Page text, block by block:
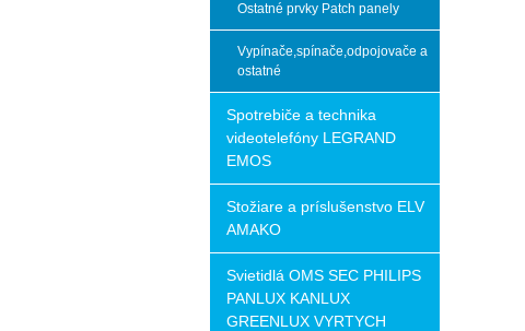
Ostatné prvky Patch panely
Vypínače,spínače,odpojovače a
ostatné
Spotrebiče a technika
videotelefóny LEGRAND
EMOS
Stožiare a príslušenstvo ELV
AMAKO
Svietidlá OMS SEC PHILIPS
PANLUX KANLUX
GREENLUX VYRTYCH